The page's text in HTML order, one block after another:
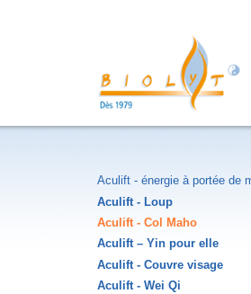
Aculift - énergie à portée de
Aculift - Loup
Aculift - Col Maho
Aculift – Yin pour elle
Aculift - Couvre visage
Aculift - Wei Qi